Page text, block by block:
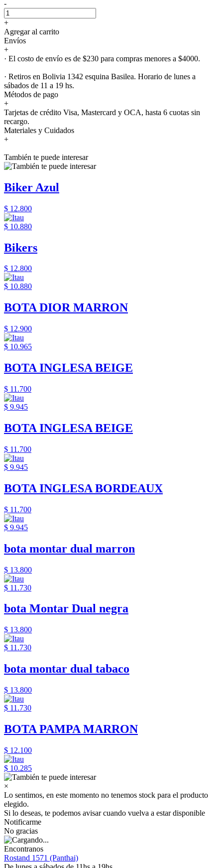
-
+
Agregar al carrito
Envíos
+
· El costo de envío es de $230 para compras menores a $4000.
· Retiros en Bolivia 1342 esquina Basilea. Horario de lunes a
sábados de 11 a 19 hs.
Métodos de pago
+
Tarjetas de crédito Visa, Mastercard y OCA, hasta 6 cuotas sin
recargo.
Materiales y Cuidados
+
También te puede interesar
Biker Azul
$ 12.800
$ 10.880
Bikers
$ 12.800
$ 10.880
BOTA DIOR MARRON
$ 12.900
$ 10.965
BOTA INGLESA BEIGE
$ 11.700
$ 9.945
BOTA INGLESA BEIGE
$ 11.700
$ 9.945
BOTA INGLESA BORDEAUX
$ 11.700
$ 9.945
bota montar dual marron
$ 13.800
$ 11.730
bota Montar Dual negra
$ 13.800
$ 11.730
bota montar dual tabaco
$ 13.800
$ 11.730
BOTA PAMPA MARRON
$ 12.100
$ 10.285
×
Lo sentimos, en este momento no tenemos stock para el producto
elegido.
Si lo deseas, te podemos avisar cuando vuelva a estar disponible
Notificarme
No gracias
Encontranos
Rostand 1571 (Panthai)